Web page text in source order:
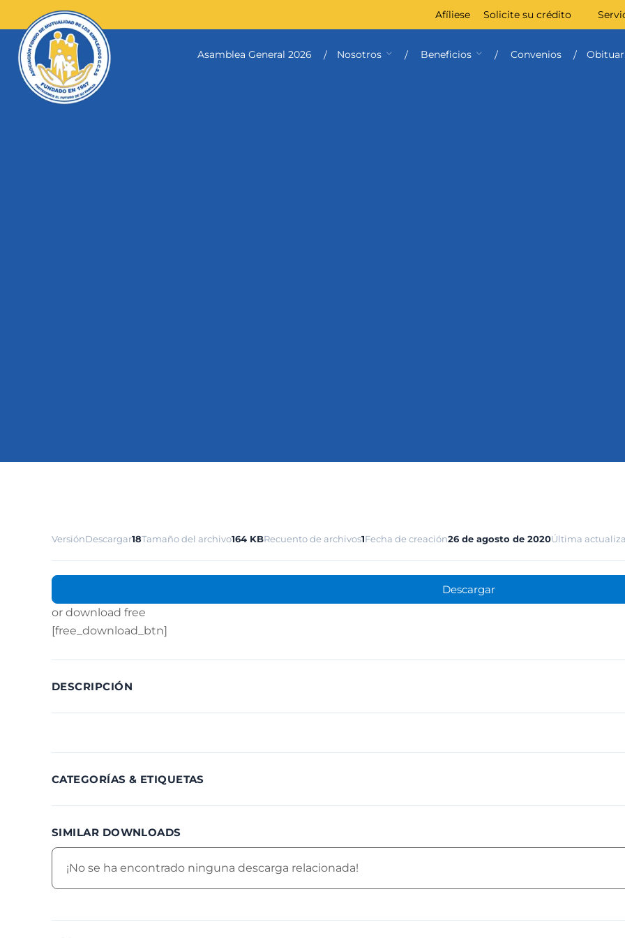
to
content
Afíliese Solicite su crédito
Asamblea General 2026 Nosotros Beneficios Convenios
VersiónDescargar18Tamaño del archivo164 KBRecuento de archivos1Fecha de creación26 de agosto de 2020Última
Descargar
or download free
[free_download_btn]
DESCRIPCIÓN
CATEGORÍAS & ETIQUETAS
SIMILAR DOWNLOADS
¡No se ha encontrado ninguna descarga relacionada!